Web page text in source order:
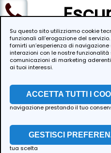
I Nostri Servizi
L'Abruzzo a
Le più belle escursioni per respirare
e walking, clumbing e scalata,
scegli la tua esperienza, vivi le tue
Grotte
Su questo sito utilizziamo cookie
funzionali all’erogazione del
fornirti un’esperienza di
interazioni con le nostre
comunicazioni di marketing
ai tuoi interessi.
ACCETTA TUTTI I
navigazione prestando il tuo
GESTISCI
tua scelta